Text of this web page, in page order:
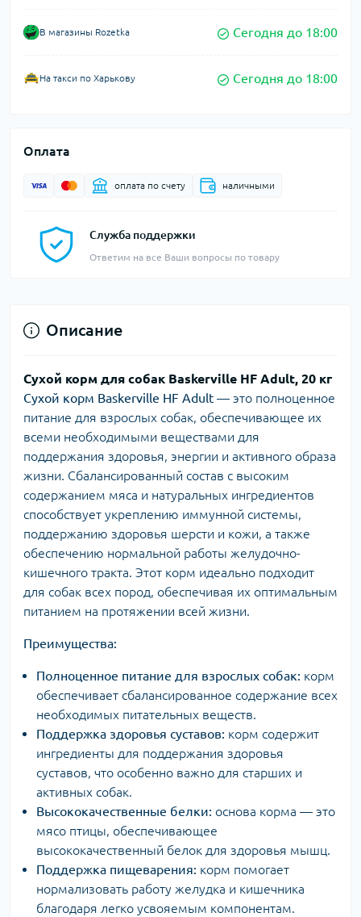
В магазины Rozetka Сегодня до 18:00
На такси по Харькову Сегодня до 18:00
Оплата
оплата по счету наличными
Служба поддержки
Ответим на все Ваши вопросы по товару
Описание
Сухой корм для собак Baskerville HF Adult, 20 кг
Сухой корм Baskerville HF Adult — это полноценное
питание для взрослых собак, обеспечивающее их
всеми необходимыми веществами для
поддержания здоровья, энергии и активного образа
жизни. Сбалансированный состав с высоким
содержанием мяса и натуральных ингредиентов
способствует укреплению иммунной системы,
поддержанию здоровья шерсти и кожи, а также
обеспечению нормальной работы желудочно-
кишечного тракта. Этот корм идеально подходит
для собак всех пород, обеспечивая их оптимальным
питанием на протяжении всей жизни.
Преимущества:
Полноценное питание для взрослых собак: корм
обеспечивает сбалансированное содержание всех
необходимых питательных веществ.
Поддержка здоровья суставов: корм содержит
ингредиенты для поддержания здоровья
суставов, что особенно важно для старших и
активных собак.
Высококачественные белки: основа корма — это
мясо птицы, обеспечивающее
высококачественный белок для здоровья мышц.
Поддержка пищеварения: корм помогает
нормализовать работу желудка и кишечника
благодаря легко усвояемым компонентам.